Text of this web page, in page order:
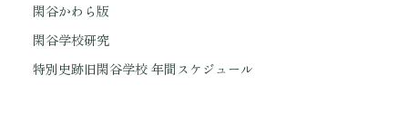
閑谷かわら版
閑谷学校研究
特別史跡旧閑谷学校 年間スケジュール